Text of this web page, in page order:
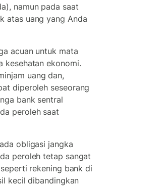
namun pada saat
atas uang yang Anda
acuan untuk mata
kesehatan ekonomi.
uang dan,
diperoleh seseorang
bank sentral
peroleh saat
obligasi jangka
peroleh tetap sangat
rekening bank di
kecil dibandingkan